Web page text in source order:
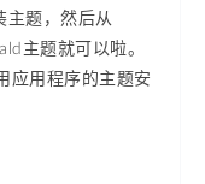
主题，然后从
主题就可以啦。
应用程序的主题安